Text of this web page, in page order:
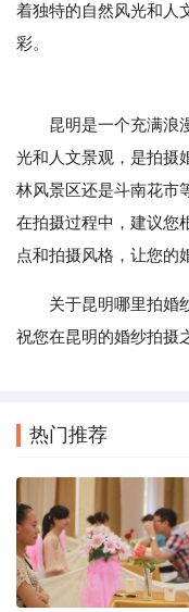
着独特的自然风光和人
彩。
昆明是一个充满浪漫
光和人文景观，是拍摄
林风景区还是斗南花市
在拍摄过程中，建议您
点和拍摄风格，让您的
关于昆明哪里拍婚
祝您在昆明的婚纱拍摄
热门推荐